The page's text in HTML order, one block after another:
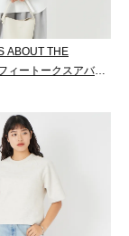
ABOUT THE
ィートークスアバウ
...